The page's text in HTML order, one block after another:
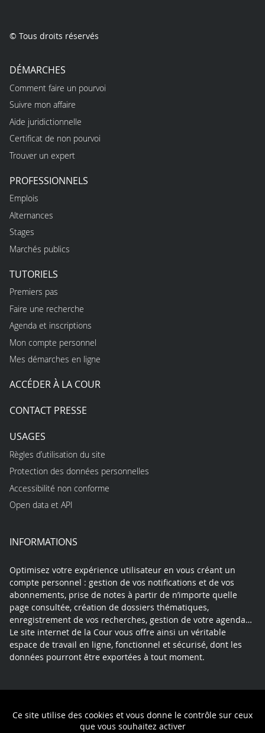
Ce site utilise des cookies et vous donne le contrôle sur ceux
que vous souhaitez activer
© Tous droits réservés
DÉMARCHES
Comment faire un pourvoi
Suivre mon affaire
Aide juridictionnelle
Certificat de non pourvoi
Trouver un expert
PROFESSIONNELS
Emplois
Alternances
Stages
Marchés publics
TUTORIELS
Premiers pas
Faire une recherche
Agenda et inscriptions
Mon compte personnel
Mes démarches en ligne
ACCÉDER À LA COUR
CONTACT PRESSE
USAGES
Règles d’utilisation du site
Protection des données personnelles
Accessibilité non conforme
Open data et API
INFORMATIONS
Optimisez votre expérience utilisateur en vous créant un
compte personnel : gestion de vos notifications et de vos
abonnements, prise de notes à partir de n’importe quelle
page consultée, création de dossiers thématiques,
enregistrement de vos recherches, gestion de votre agenda…
Le site internet de la Cour vous offre ainsi un véritable
espace de travail en ligne, fonctionnel et sécurisé, dont les
données pourront être exportées à tout moment.
Politique de confidentialité